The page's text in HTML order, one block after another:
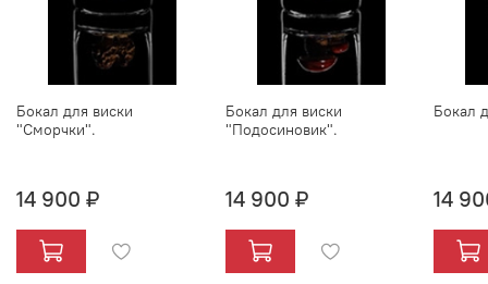
Бокал для виски
"Сморчки".
14 900 ₽
Бокал для виски
"Подосиновик".
14 900 ₽
Бокал
14